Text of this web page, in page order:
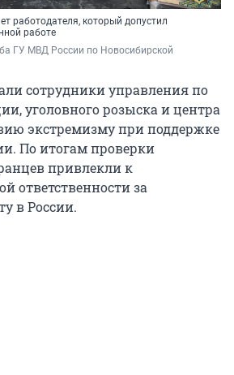
работодателя, который допустил
работе
ГУ МВД России по Новосибирской
сотрудники управления по
уголовного розыска и центра
экстремизму при поддержке
По итогам проверки
привлекли к
ответственности за
в России.